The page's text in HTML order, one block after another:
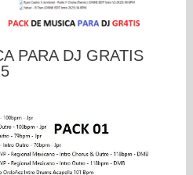
PARA DJ GRATIS